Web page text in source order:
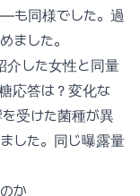
も同様でした。過
ました。
介した女性と同量
応答は？変化な
受けた菌種が異
した。同じ曝露量
か